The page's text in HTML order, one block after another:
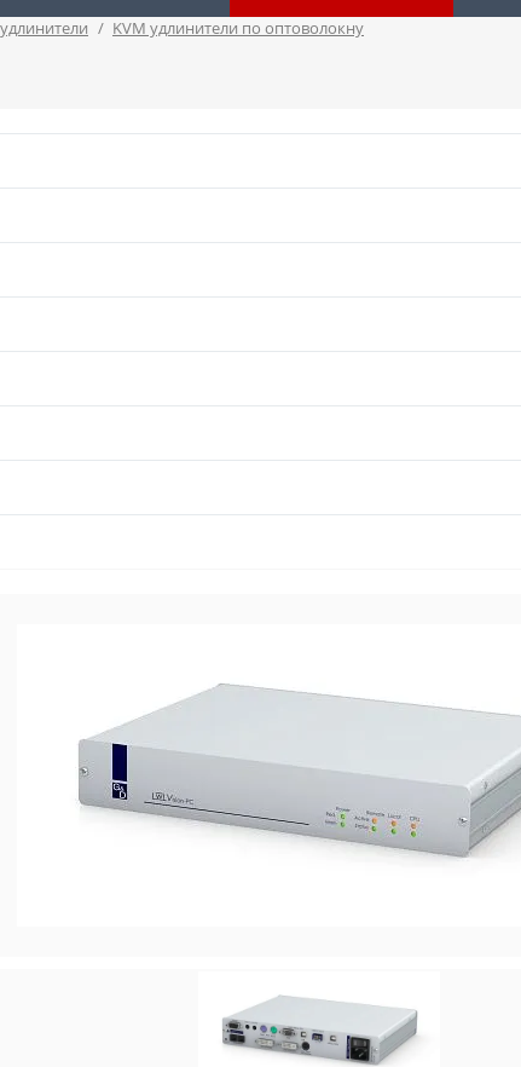
/ KVM удлинители по оптоволокну